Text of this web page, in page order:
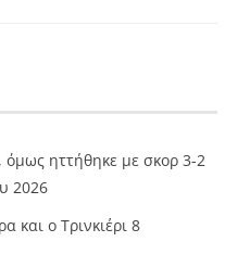
ηττήθηκε με σκορ 3-2
2026
και ο Τρινκιέρι 8